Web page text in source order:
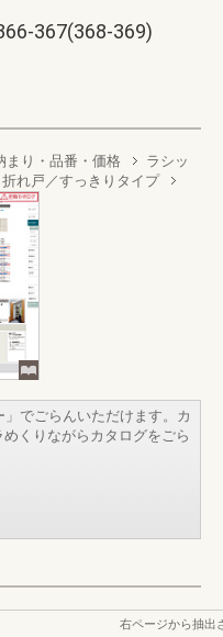
367(368-369)
り・品番・価格
ラシッ
折れ戸／すっきりタイプ
でごらんいただけます。カ
くりながらカタログをごら
右ページから抽出